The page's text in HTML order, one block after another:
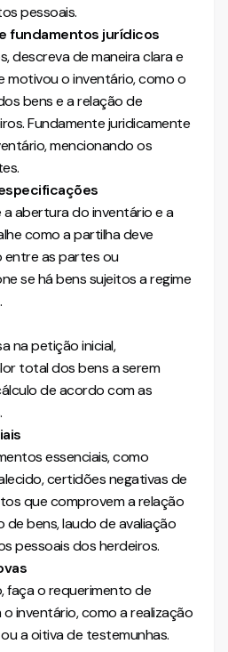
pessoais.
fundamentos jurídicos
descreva de maneira clara e
motivou o inventário, como o
bens e a relação de
Fundamente juridicamente
mencionando os
abertura do inventário e a
como a partilha deve
as partes ou
se há bens sujeitos a regime
na petição inicial,
total dos bens a serem
de acordo com as
essenciais, como
certidões negativas de
que comprovem a relação
bens, laudo de avaliação
pessoais dos herdeiros.
faça o requerimento de
inventário, como a realização
a oitiva de testemunhas.